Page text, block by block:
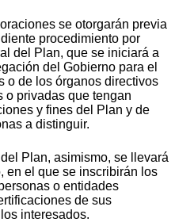
se otorgarán previa
procedimiento por
del Plan, que se iniciará a
del Gobierno para el
o de los órganos directivos
o privadas que tengan
y fines del Plan y de
a distinguir.
Plan, asimismo, se llevará
en el que se inscribirán los
o entidades
de sus
interesados.